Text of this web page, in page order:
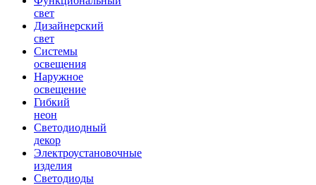
свет
Дизайнерский
свет
Системы
освещения
Наружное
освещение
Гибкий
неон
Светодиодный
декор
Электроустановочные
изделия
Светодиоды